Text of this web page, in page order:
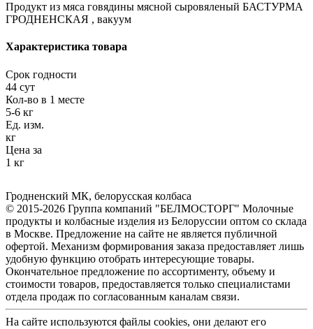
Продукт из мяса говядины мясной сыровяленый БАСТУРМА
ГРОДНЕНСКАЯ , вакуум
Характеристика товара
Срок годности
44 сут
Кол-во в 1 месте
5-6 кг
Ед. изм.
кг
Цена за
1 кг
Гродненский МК, белорусская колбаса
© 2015-2026 Группа компаний "БЕЛМОСТОРГ" Молочные
продукты и колбасные изделия из Белоруссии оптом со склада
в Москве. Предложение на сайте не является публичной
офертой. Механизм формирования заказа предоставляет лишь
удобную функцию отобрать интересующие товары.
Окончательное предложение по ассортименту, объему и
стоимости товаров, предоставляется только специалистами
отдела продаж по согласованным каналам связи.
На сайте используются файлы cookies, они делают его